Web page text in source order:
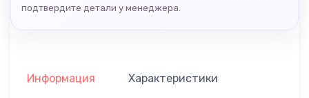
подтвердите детали у менеджера.
Информация Характеристики